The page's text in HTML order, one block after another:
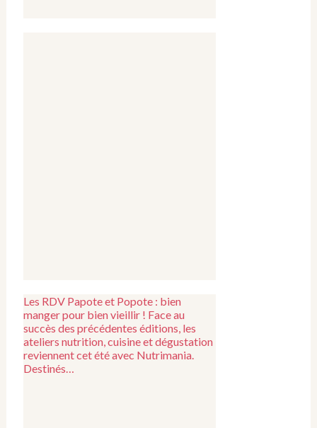
Les RDV Papote et Popote : bien
manger pour bien vieillir ! Face au
succès des précédentes éditions, les
ateliers nutrition, cuisine et dégustation
reviennent cet été avec Nutrimania.
Destinés…